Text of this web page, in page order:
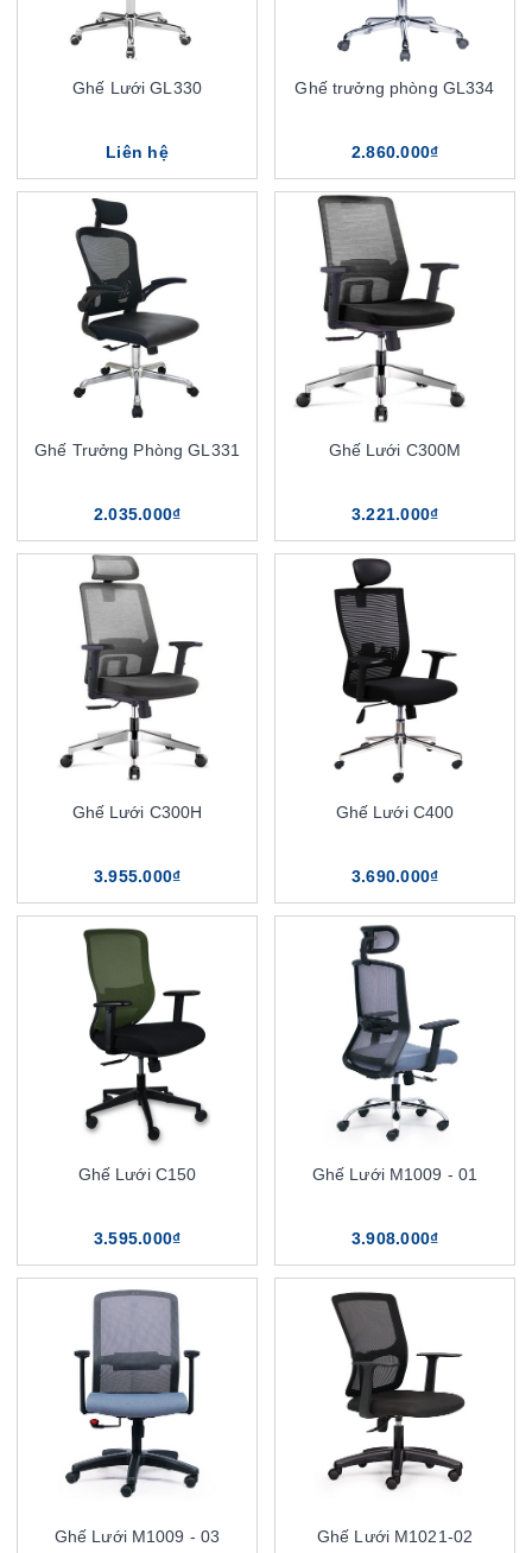
Ghế Lưới GL330
Liên hệ
Ghế trưởng phòng GL334
2.860.000₫
Ghế Trưởng Phòng GL331
2.035.000₫
Ghế Lưới C300M
3.221.000₫
Ghế Lưới C300H
3.955.000₫
Ghế Lưới C400
3.690.000₫
Ghế Lưới C150
3.595.000₫
Ghế Lưới M1009 - 01
3.908.000₫
Ghế Lưới M1009 - 03 Ghế Lưới M1021-02